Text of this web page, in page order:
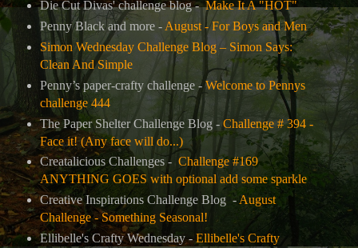
Die Cut Divas' challenge blog -Make It A "HOT"
Penny Black and more - August - For Boys and Men
Simon Wednesday Challenge Blog – Simon Says:
Clean And Simple
Penny’s paper-crafty challenge - Welcome to Pennys
challenge 444
The Paper Shelter Challenge Blog - Challenge # 394 -
Face it! (Any face will do...)
Creatalicious Challenges - Challenge #169
ANYTHING GOES with optional add some sparkle
Creative Inspirations Challenge Blog -August
Challenge - Something Seasonal!
Ellibelle's Crafty Wednesday -Ellibelle's Crafty